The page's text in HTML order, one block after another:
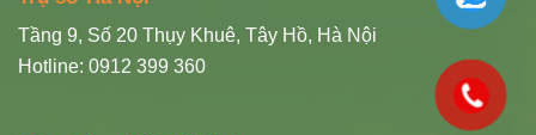
Tầng 9, Số 20 Thụy Khuê, Tây Hồ, Hà Nội
Hotline: 0912 399 360